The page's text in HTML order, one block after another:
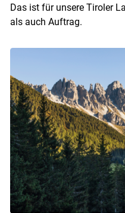
Das ist für unsere Tiroler
als auch Auftrag.